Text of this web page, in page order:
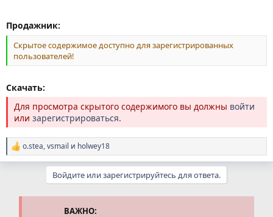
Продажник:
Скрытое содержимое доступно для зарегистрированных
пользователей!
Скачать:
Для просмотра скрытого содержимого вы должны войти
или зарегистрироваться.
Р
е
o.stea,vsmail и holwey18
Войдите или зарегистрируйтесь для ответа.
ВАЖНО: